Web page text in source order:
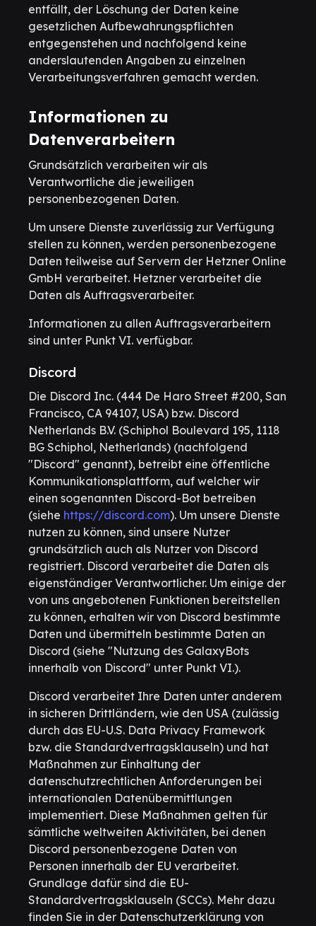
entfällt, der Löschung der Daten keine
gesetzlichen Aufbewahrungspflichten
entgegenstehen und nachfolgend keine
anderslautenden Angaben zu einzelnen
Verarbeitungsverfahren gemacht werden.
Informationen zu
Datenverarbeitern
Grundsätzlich verarbeiten wir als
Verantwortliche die jeweiligen
personenbezogenen Daten.
Um unsere Dienste zuverlässig zur Verfügung
stellen zu können, werden personenbezogene
Daten teilweise auf Servern der Hetzner Online
GmbH verarbeitet. Hetzner verarbeitet die
Daten als Auftragsverarbeiter.
Informationen zu allen Auftragsverarbeitern
sind unter Punkt VI. verfügbar.
Discord
Die Discord Inc. (444 De Haro Street #200, San
Francisco, CA 94107, USA) bzw. Discord
Netherlands B.V. (Schiphol Boulevard 195, 1118
BG Schiphol, Netherlands) (nachfolgend
"Discord" genannt), betreibt eine öffentliche
Kommunikationsplattform, auf welcher wir
einen sogenannten Discord-Bot betreiben
(siehe https://discord.com). Um unsere Dienste
nutzen zu können, sind unsere Nutzer
grundsätzlich auch als Nutzer von Discord
registriert. Discord verarbeitet die Daten als
eigenständiger Verantwortlicher. Um einige der
von uns angebotenen Funktionen bereitstellen
zu können, erhalten wir von Discord bestimmte
Daten und übermitteln bestimmte Daten an
Discord (siehe "Nutzung des GalaxyBots
innerhalb von Discord" unter Punkt VI.).
Discord verarbeitet Ihre Daten unter anderem
in sicheren Drittländern, wie den USA (zulässig
durch das EU-U.S. Data Privacy Framework
bzw. die Standardvertragsklauseln) und hat
Maßnahmen zur Einhaltung der
datenschutzrechtlichen Anforderungen bei
internationalen Datenübermittlungen
implementiert. Diese Maßnahmen gelten für
sämtliche weltweiten Aktivitäten, bei denen
Discord personenbezogene Daten von
Personen innerhalb der EU verarbeitet.
Grundlage dafür sind die EU-
Standardvertragsklauseln (SCCs). Mehr dazu
finden Sie in der Datenschutzerklärung von